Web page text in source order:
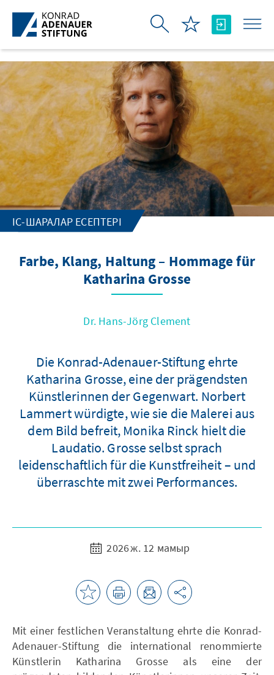
Skip to Main Content
ІС-ШАРАЛАР ЕСЕПТЕРІ
Farbe, Klang, Haltung – Hommage für
Katharina Grosse
Dr. Hans-Jörg Clement
Die Konrad-Adenauer-Stiftung ehrte
Katharina Grosse, eine der prägendsten
Künstlerinnen der Gegenwart. Norbert
Lammert würdigte, wie sie die Malerei aus
dem Bild befreit, Monika Rinck hielt die
Laudatio. Grosse selbst sprach
leidenschaftlich für die Kunstfreiheit – und
überraschte mit zwei Performances.
2026 ж. 12 мамыр
Mit einer festlichen Veranstaltung ehrte die Konrad-
Adenauer-Stiftung die international renommierte
Künstlerin Katharina Grosse als eine der